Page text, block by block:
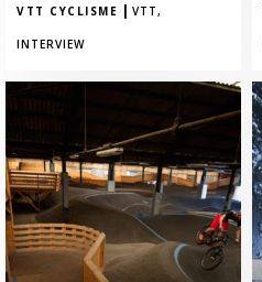
VTT CYCLISME | VTT,
INTERVIEW